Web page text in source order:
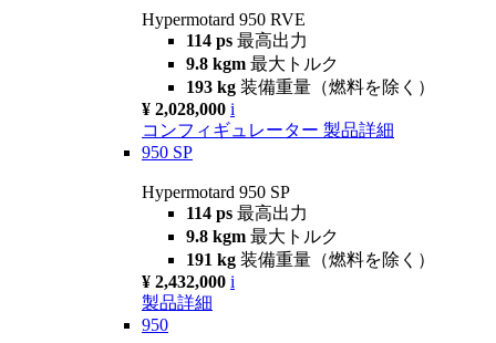
Hypermotard 950 RVE
114 ps 最高出力
9.8 kgm 最大トルク
193 kg 装備重量（燃料を除く）
¥ 2,028,000 i
コンフィギュレーター 製品詳細
950 SP
Hypermotard 950 SP
114 ps 最高出力
9.8 kgm 最大トルク
191 kg 装備重量（燃料を除く）
¥ 2,432,000 i
製品詳細
950